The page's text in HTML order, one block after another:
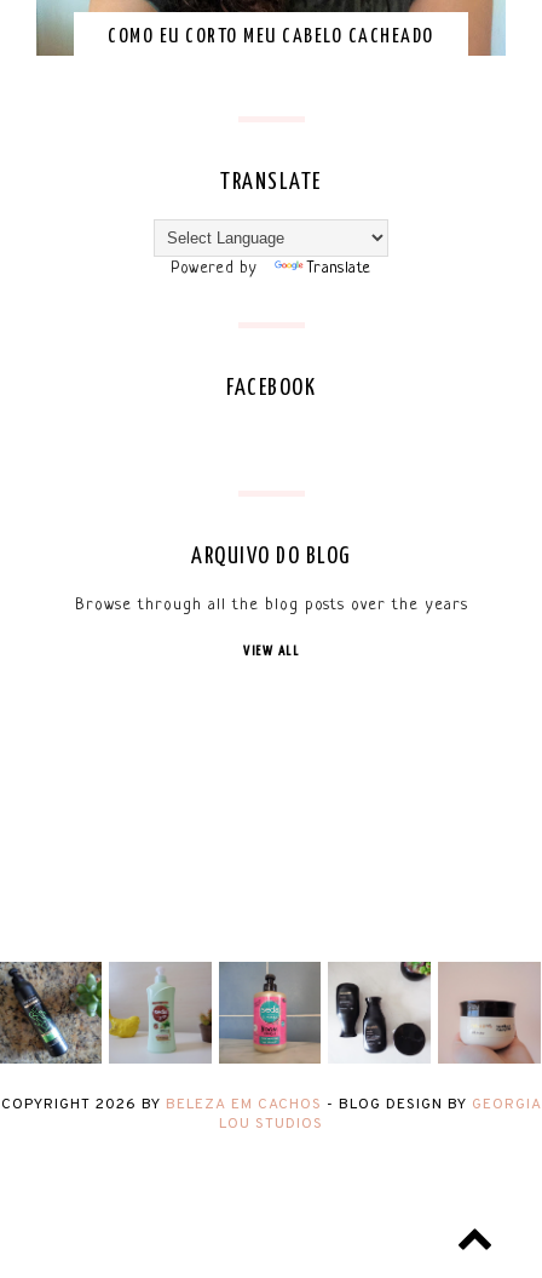
COMO EU CORTO MEU CABELO CACHEADO
TRANSLATE
Powered by Translate
FACEBOOK
ARQUIVO DO BLOG
Browse through all the blog posts over the years
VIEW ALL
COPYRIGHT 2026 BY BELEZA EM CACHOS - BLOG DESIGN BY GEORGIA
LOU STUDIOS